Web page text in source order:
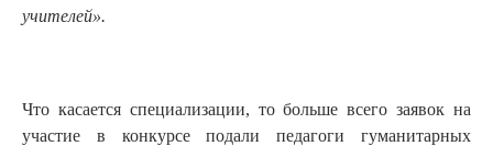
учителей».
Что касается специализации, то больше всего заявок на
участие в конкурсе подали педагоги гуманитарных